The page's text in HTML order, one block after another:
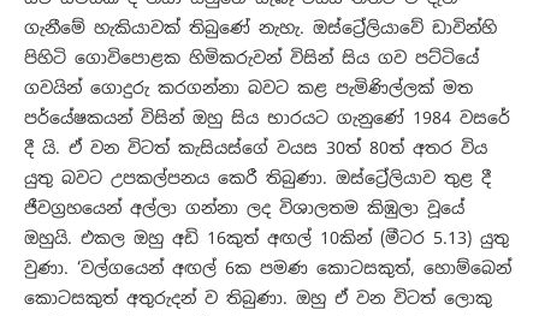
ගැනීමේ හැකියාවක් තිබුණේ නැහැ. ඔස්ට්‍රේලියාවේ ඩාවින්හි
පිහිටි ගොවිපොළක හිමිකරුවන් විසින් සිය ගව පට්ටියේ
ගවයින් ගොදුරු කරගන්නා බවට කළ පැමිණිල්ලක් මත
පර්යේෂකයන් විසින් ඔහු සිය භාරයට ගැනුණේ 1984 වසරේ
දී යි. ඒ වන විටත් කැසියස්ගේ වයස 30ත් 80ත් අතර විය
යුතු බවට උපකල්පනය කෙරී තිබුණා. ඔස්ට්‍රේලියාව තුළ දී
ජීවග්‍රහයෙන් අල්ලා ගන්නා ලද විශාලතම කිඹුලා වූයේ
ඔහුයි. එකල ඔහු අඩි 16කුත් අඟල් 10කින් (මීටර 5.13) යුතු
වුණා. ‘වල්ගයෙන් අඟල් 6ක පමණ කොටසකුත්, හොම්බෙන්
කොටසකුත් අතුරුදන් ව තිබුණා. ඔහු ඒ වන විටත් ලොකු